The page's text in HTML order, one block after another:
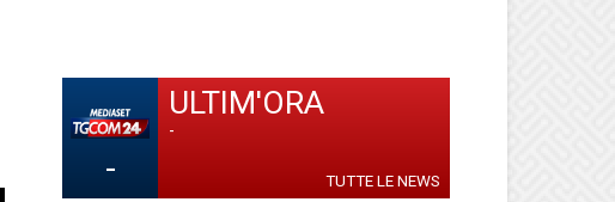
-
ULTIM'ORA
-
TUTTE LE NEWS